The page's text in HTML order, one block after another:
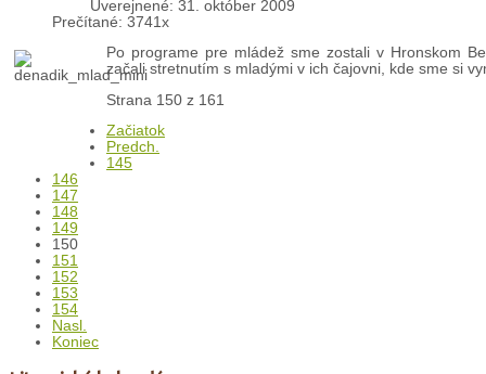
Uverejnené: 31. október 2009
Prečítané: 3741x
Po programe pre mládež sme zostali v Hronskom
začali stretnutím s mladými v ich čajovni, kde sme si
Strana 150 z 161
Začiatok
Predch.
145
146
147
148
149
150
151
152
153
154
Nasl.
Koniec